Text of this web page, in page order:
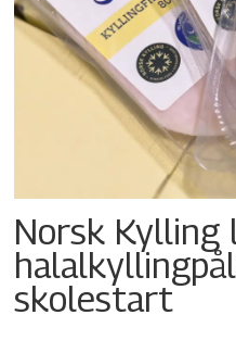
Norsk Kylling
skolestart